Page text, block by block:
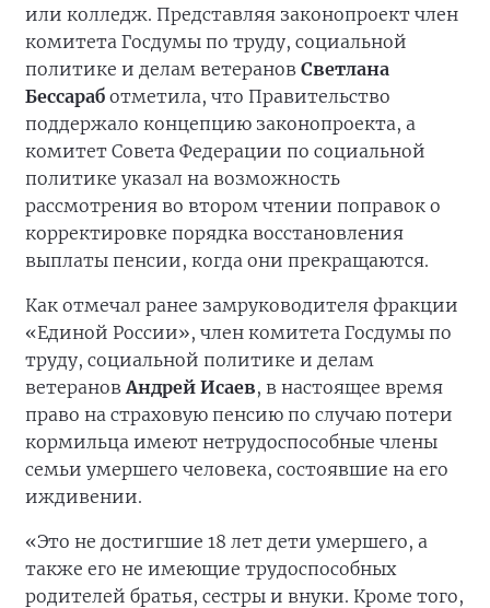
или колледж. Представляя законопроект член
комитета Госдумы по труду, социальной
политике и делам ветеранов Светлана
Бессараб отметила, что Правительство
поддержало концепцию законопроекта, а
комитет Совета Федерации по социальной
политике указал на возможность
рассмотрения во втором чтении поправок о
корректировке порядка восстановления
выплаты пенсии, когда они прекращаются.
Как отмечал ранее замруководителя фракции
«Единой России», член комитета Госдумы по
труду, социальной политике и делам
ветерановАндрей Исаев, в настоящее время
право на страховую пенсию по случаю потери
кормильца имеют нетрудоспособные члены
семьи умершего человека, состоявшие на его
иждивении.
«Это не достигшие 18 лет дети умершего, а
также его не имеющие трудоспособных
родителей братья, сестры и внуки. Кроме того,